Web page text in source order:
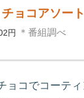
ョコアソート
円 ＊番組調べ
ョコでコーテ